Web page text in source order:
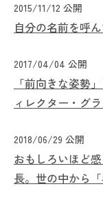
2015/11/12 公開
自分の名前を呼
2017/04/04 公開
「前向きな姿勢
ィレクター・グ
2018/06/29 公開
おもしろいほど
長。世の中から